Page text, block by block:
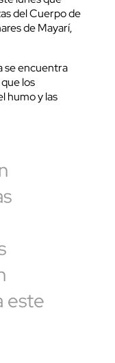
del Cuerpo de
de Mayarí,
se encuentra
los
humo y las
este